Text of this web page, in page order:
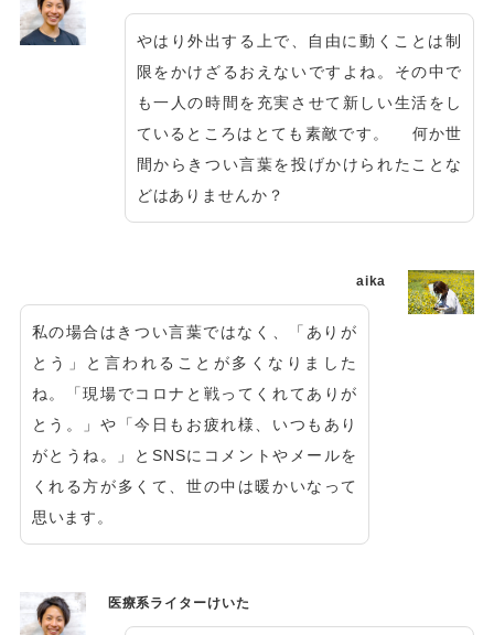
やはり外出する上で、自由に動くことは制
限をかけざるおえないですよね。その中で
も一人の時間を充実させて新しい生活をし
ているところはとても素敵です。 何か世
間からきつい言葉を投げかけられたことな
どはありませんか？
aika
私の場合はきつい言葉ではなく、「ありが
とう」と言われることが多くなりました
ね。「現場でコロナと戦ってくれてありが
とう。」や「今日もお疲れ様、いつもあり
がとうね。」とSNSにコメントやメールを
くれる方が多くて、世の中は暖かいなって
思います。
医療系ライターけいた